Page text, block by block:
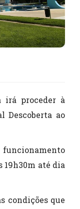
irá proceder à
Descoberta ao
funcionamento
19h30m até dia
condições que